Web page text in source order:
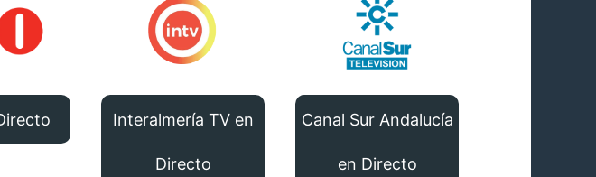
Interalmería TV en
Directo
Canal Sur Andalucía
en Directo